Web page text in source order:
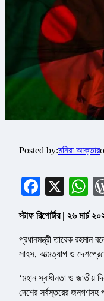
Posted by:মনিরা আক্তার
X
স্টাফ রিপোর্টার | ২৬ মার্চ
প্রধানমন্ত্রী তারেক রহমান
সাহস, আত্মত্যাগ ও
‘মহান স্বাধীনতা ও জাতীয়
দেশের সর্বস্তরের জনগণসহ